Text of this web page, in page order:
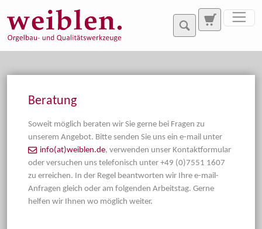
Beratung
Soweit möglich beraten wir Sie gerne bei Fragen zu
unserem Angebot. Bitte senden Sie uns ein e-mail unter
info(at)weiblen.de, verwenden unser Kontaktformular
oder versuchen uns telefonisch unter +49 (0)7551 1607
zu erreichen. In der Regel beantworten wir Ihre e-mail-
Anfragen gleich oder am folgenden Arbeitstag. Gerne
helfen wir Ihnen wo möglich weiter.